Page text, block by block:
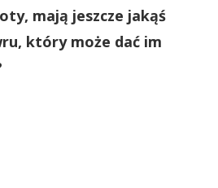
mają jeszcze jakąś
który może dać im